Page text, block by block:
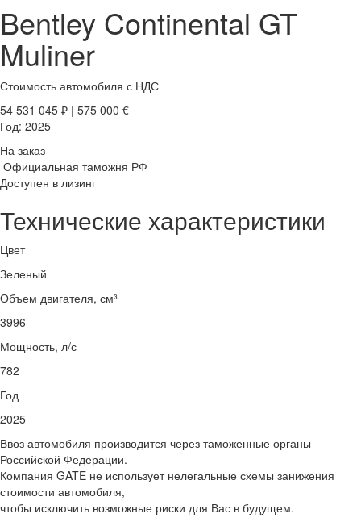
Bentley Continental GT
Muliner
Стоимость автомобиля с НДС
54 531 045 ₽ | 575 000 €
Год: 2025
На заказ
Официальная таможня РФ
Доступен в лизинг
Технические характеристики
Цвет
Зеленый
Объем двигателя, см³
3996
Мощность, л/с
782
Год
2025
Ввоз автомобиля производится через таможенные органы
Российской Федерации.
Компания GATE не использует нелегальные схемы занижения
стоимости автомобиля,
чтобы исключить возможные риски для Вас в будущем.